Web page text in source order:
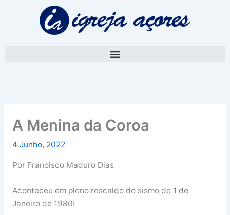
A Menina da Coroa
4 Junho, 2022
Por Francisco Maduro Dias
Aconteceu em pleno rescaldo do sismo de 1 de
Janeiro de 1980!